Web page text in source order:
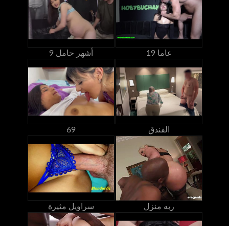
9 أشهر حامل 19 عاما
69 الفندق
سراويل مثيرة ربه منزل